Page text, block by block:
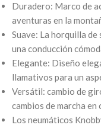
Duradero: Marco de
aventuras en la
Suave: La horquilla
una conducción
Elegante: Diseño
llamativos para un
Versátil: cambio de
cambios de marcha
Los neumáticos